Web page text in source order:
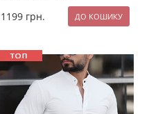
1199 грн.